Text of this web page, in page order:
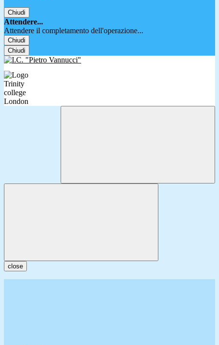
Chiudi
Attendere...
Attendere il completamento dell'operazione...
Chiudi
Chiudi
close